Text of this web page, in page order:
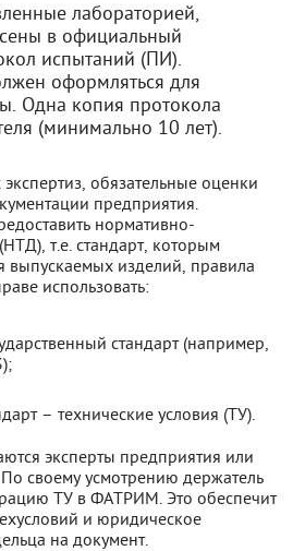
лабораторией,
в официальный
испытаний (ПИ).
оформляться для
Одна копия протокола
(минимально 10 лет).
обязательные оценки
предприятия.
нормативно-
т.е. стандарт, которым
изделий, правила
использовать:
стандарт (например,
– технические условия (ТУ).
эксперты предприятия или
своему усмотрению держатель
ТУ в ФАТРИМ. Это обеспечит
и юридическое
на документ.